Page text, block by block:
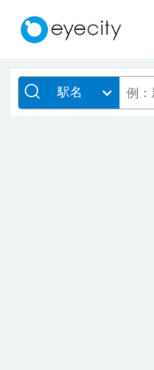
駅名